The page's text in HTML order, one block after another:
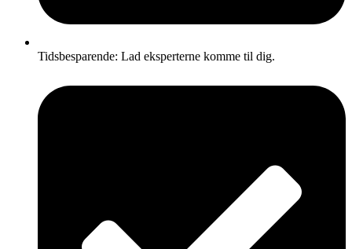
Tidsbesparende: Lad eksperterne komme til dig.